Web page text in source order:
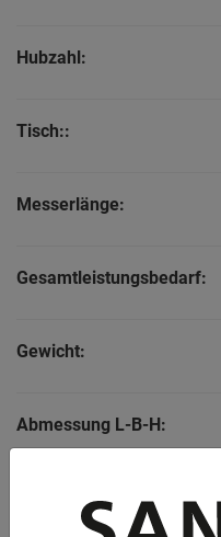
Hubzahl:
Tisch::
Messerlänge:
Gesamtleistungsbedarf:
Gewicht:
Abmessung L-B-H: